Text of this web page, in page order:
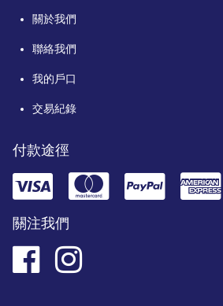
關於我們
聯絡我們
我的戶口
交易紀錄
付款途徑
關注我們